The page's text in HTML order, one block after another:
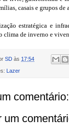
casais e grupos de
estratégica e
clima de inverno e
SD às 17:54
Lazer
comentário:
um